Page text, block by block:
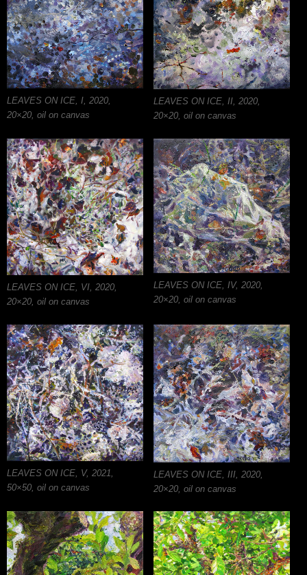
LEAVES ON ICE, I, 2020,
20×20, oil on canvas
LEAVES ON ICE, II, 2020,
20×20, oil on canvas
LEAVES ON ICE, VI, 2020,
20×20, oil on canvas
LEAVES ON ICE, IV, 2020,
20×20, oil on canvas
LEAVES ON ICE, V, 2021,
50×50, oil on canvas
LEAVES ON ICE, III, 2020,
20×20, oil on canvas